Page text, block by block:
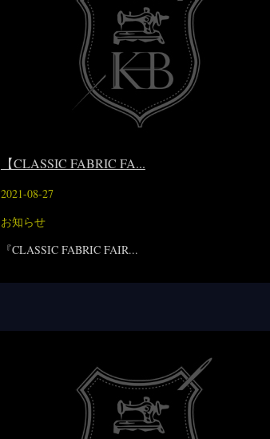
【CLASSIC FABRIC FA...
2021-08-27
お知らせ
『CLASSIC FABRIC FAIR...